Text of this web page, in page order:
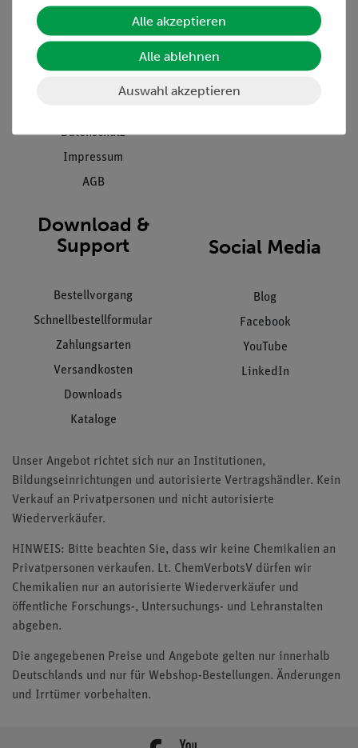
Projekte und Lösungen
Presse
Datenschutz
Impressum
AGB
Beratung & Showroom
Inventarisierungs- &
Download &
Support
Bestellvorgang
Schnellbestellformular
Zahlungsarten
Versandkosten
Downloads
Kataloge
Social Media
Blog
Facebook
YouTube
LinkedIn
Unser Angebot richtet sich nur an Institutionen,
Bildungseinrichtungen und autorisierte Vertragshändler. Kein
Verkauf an Privatpersonen und nicht autorisierte
Wiederverkäufer.
HINWEIS: Bitte beachten Sie, dass wir keine Chemikalien an
Privatpersonen verkaufen. Lt. ChemVerbotsV dürfen wir
Chemikalien nur an autorisierte Wiederverkäufer und
öffentliche Forschungs-, Untersuchungs- und Lehranstalten
abgeben.
Die angegebenen Preise und Angebote gelten nur innerhalb
Deutschlands und nur für Webshop-Bestellungen. Änderungen
und Irrtümer vorbehalten.
Alle akzeptieren
Alle ablehnen
Auswahl akzeptieren